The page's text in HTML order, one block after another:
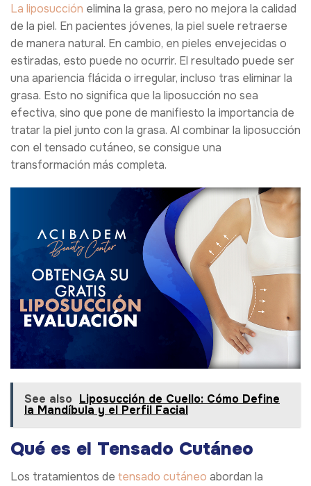
La liposucción elimina la grasa, pero no mejora la calidad
de la piel. En pacientes jóvenes, la piel suele retraerse
de manera natural. En cambio, en pieles envejecidas o
estiradas, esto puede no ocurrir. El resultado puede ser
una apariencia flácida o irregular, incluso tras eliminar la
grasa. Esto no significa que la liposucción no sea
efectiva, sino que pone de manifiesto la importancia de
tratar la piel junto con la grasa. Al combinar la liposucción
con el tensado cutáneo, se consigue una
transformación más completa.
See also Liposucción de Cuello: Cómo Define
la Mandíbula y el Perfil Facial
Qué es el Tensado Cutáneo
Los tratamientos de tensado cutáneo abordan la